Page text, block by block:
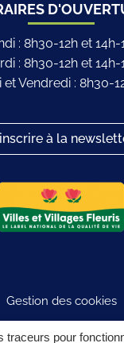
traceurs pour
: 8h30-12h et 14h-
: 8h30-12h et 14h-
Vendredi : 8h30-
à la
Gestion des cookies
Plan du site